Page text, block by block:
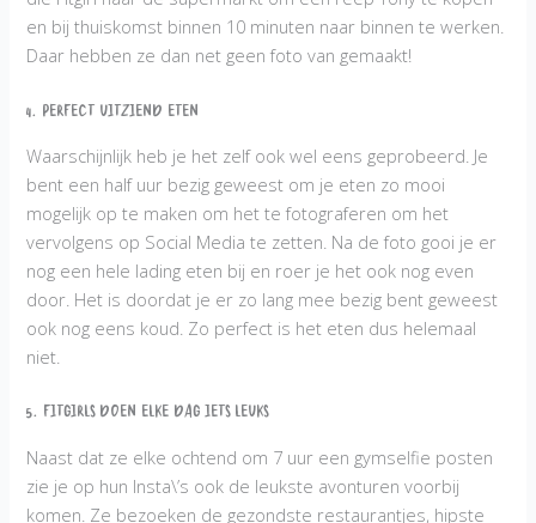
en bij thuiskomst binnen 10 minuten naar binnen te werken.
Daar hebben ze dan net geen foto van gemaakt!
4. Perfect uitziend eten
Waarschijnlijk heb je het zelf ook wel eens geprobeerd. Je
bent een half uur bezig geweest om je eten zo mooi
mogelijk op te maken om het te fotograferen om het
vervolgens op Social Media te zetten. Na de foto gooi je er
nog een hele lading eten bij en roer je het ook nog even
door. Het is doordat je er zo lang mee bezig bent geweest
ook nog eens koud. Zo perfect is het eten dus helemaal
niet.
5. Fitgirls doen elke dag iets leuks
Naast dat ze elke ochtend om 7 uur een gymselfie posten
zie je op hun Insta\’s ook de leukste avonturen voorbij
komen. Ze bezoeken de gezondste restaurantjes, hipste